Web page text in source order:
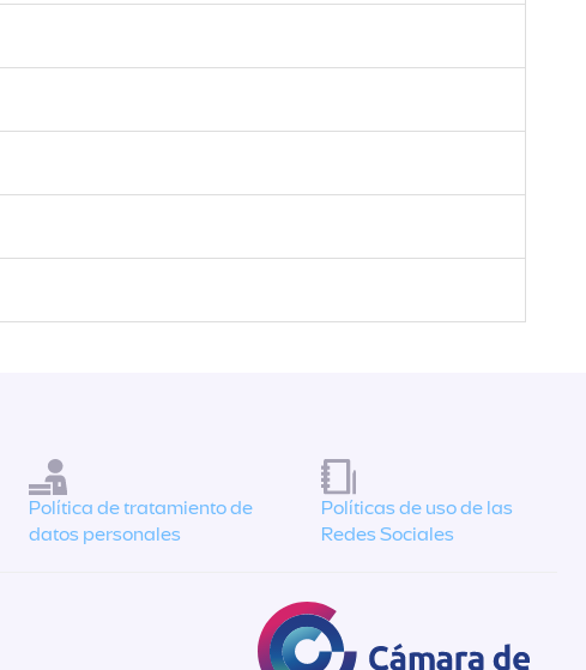
Política de tratamiento de
datos personales
Políticas de uso de las
Redes Sociales